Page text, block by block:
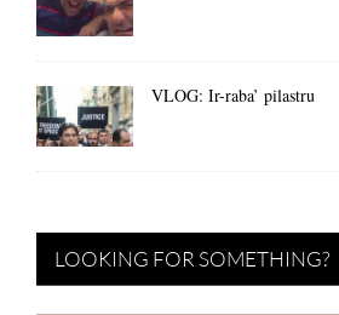
VLOG: Ir-raba’ pilastru
LOOKING FOR SOMETHING?